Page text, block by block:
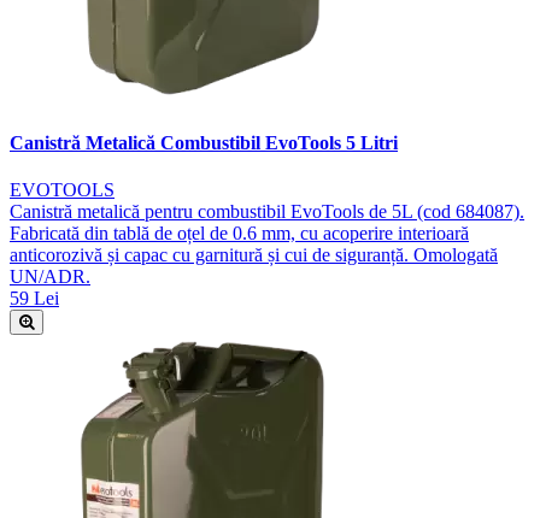
Canistră Metalică Combustibil EvoTools 5 Litri
EVOTOOLS
Canistră metalică pentru combustibil EvoTools de 5L (cod 684087).
Fabricată din tablă de oțel de 0.6 mm, cu acoperire interioară
anticorozivă și capac cu garnitură și cui de siguranță. Omologată
UN/ADR.
59 Lei